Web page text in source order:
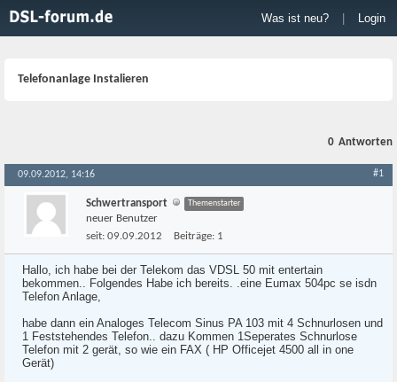
Was ist neu? Login
Telefonanlage Instalieren
0 Antworten
09.09.2012, 14:16 #1
Schwertransport Themenstarter
neuer Benutzer
seit: 09.09.2012 Beiträge: 1
Hallo, ich habe bei der Telekom das VDSL 50 mit entertain
bekommen.. Folgendes Habe ich bereits. .eine Eumax 504pc se isdn
Telefon Anlage,
habe dann ein Analoges Telecom Sinus PA 103 mit 4 Schnurlosen und
1 Feststehendes Telefon.. dazu Kommen 1Seperates Schnurlose
Telefon mit 2 gerät, so wie ein FAX ( HP Officejet 4500 all in one
Gerät)